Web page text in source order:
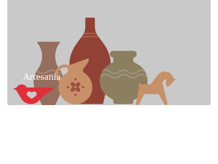
Artesanía